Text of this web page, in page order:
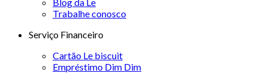
Trabalhe conosco
Serviço Financeiro
Cartão Le biscuit
Empréstimo Dim Dim